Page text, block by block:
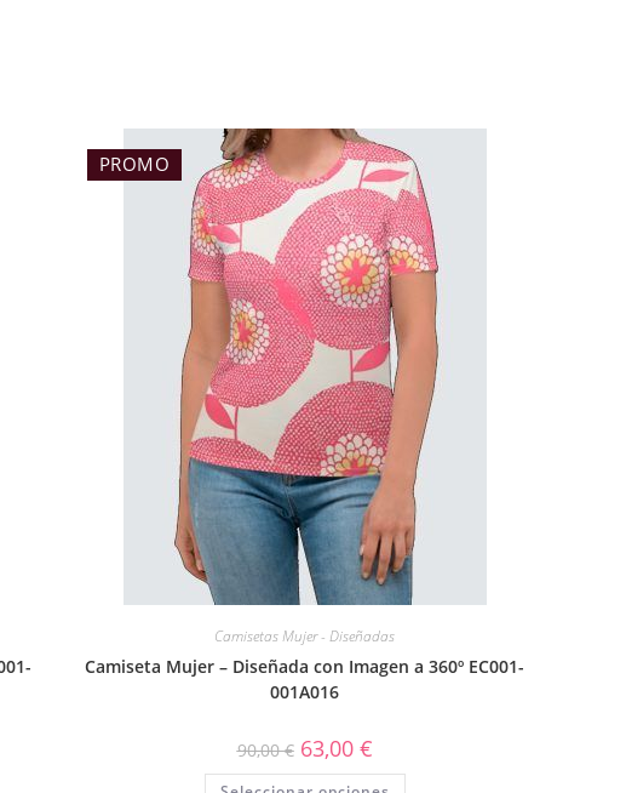
PROMO
Camisetas Mujer - Diseñadas
Camiseta Mujer – Diseñada con Imagen a 360º EC001-
001A016
90,00€ 63,00 €